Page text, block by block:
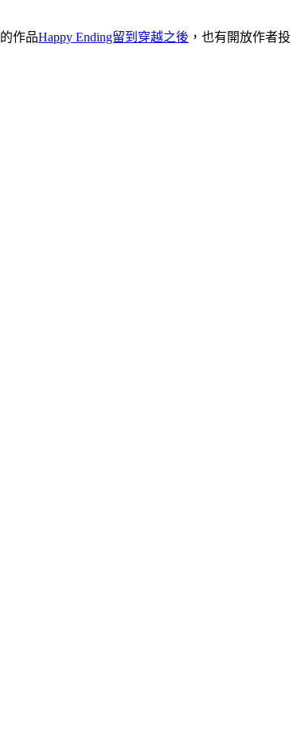
的作品Happy Ending留到穿越之後 ，也有開放作者投